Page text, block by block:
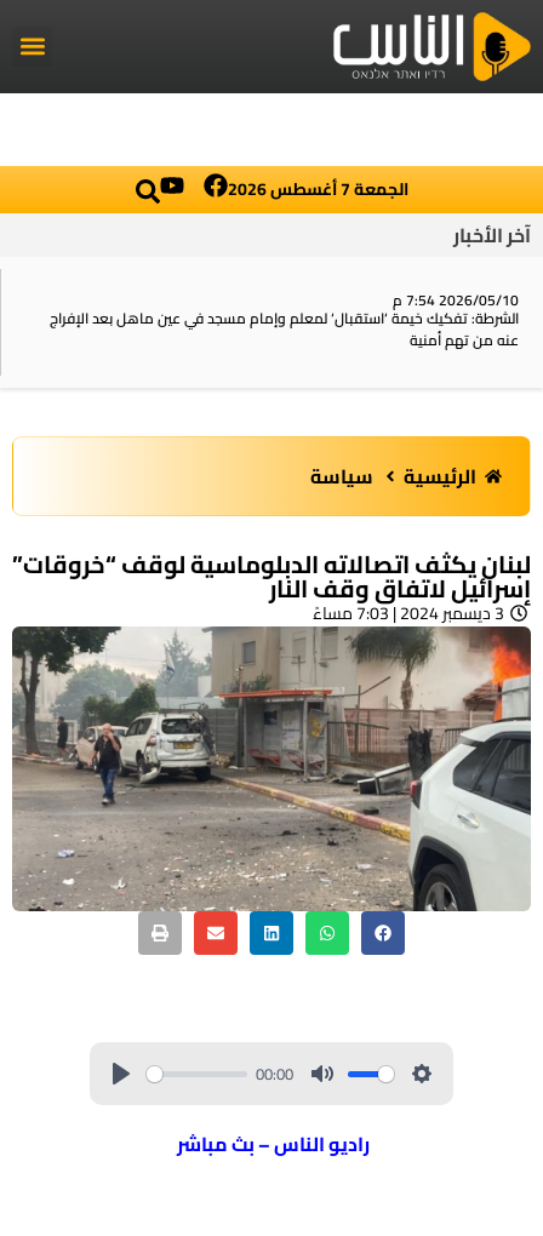
الجمعة 7 أغسطس 2026
آخر الأخبار
2026/05/10 7:54 م
الشرطة: تفكيك خيمة ‘استقبال‘ لمعلم وإمام مسجد في عين ماهل بعد الإفراج
عنه من تهم أمنية
الرئيسية سياسة
لبنان يكثف اتصالاته الدبلوماسية لوقف “خروقات”
إسرائيل لاتفاق وقف النار
3 ديسمبر 2024 | 7:03 مساءً
00:00
راديو الناس – بث مباشر